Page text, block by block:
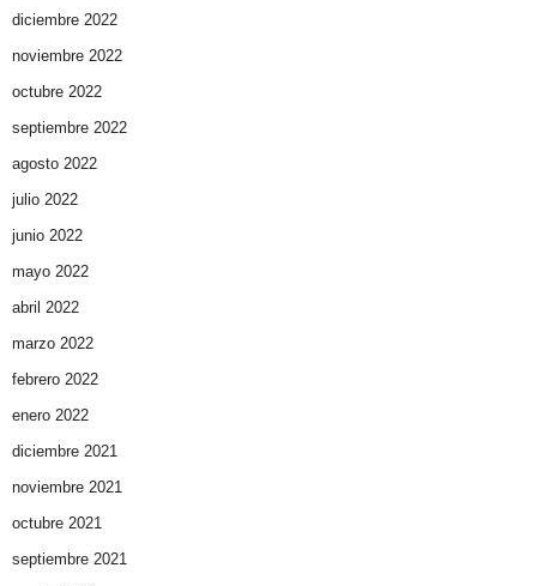
diciembre 2022
noviembre 2022
octubre 2022
septiembre 2022
agosto 2022
julio 2022
junio 2022
mayo 2022
abril 2022
marzo 2022
febrero 2022
enero 2022
diciembre 2021
noviembre 2021
octubre 2021
septiembre 2021